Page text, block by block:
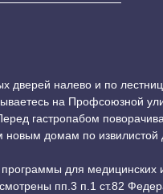
дверей налево и по
на Профсоюзной
гастропабом
домам по извилистой
для медицинских
пп.3 п.1 ст.82